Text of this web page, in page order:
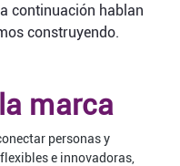
continuación hablan
construyendo.
marca
personas y
e innovadoras,